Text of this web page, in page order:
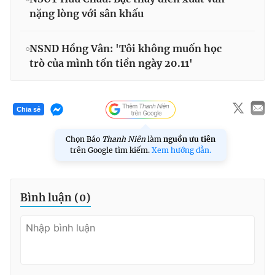
nặng lòng với sân khấu
NSND Hồng Vân: 'Tôi không muốn học
trò của mình tốn tiền ngày 20.11'
Chia sẻ
Chọn Báo Thanh Niên làm nguồn ưu tiên
trên Google tìm kiếm. Xem hướng dẫn.
Bình luận (0)